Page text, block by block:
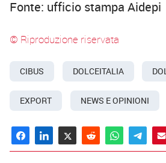
Fonte: ufficio stampa Aidepi
© Riproduzione riservata
CIBUS DOLCEITALIA
EXPORT NEWS E OPINIONI